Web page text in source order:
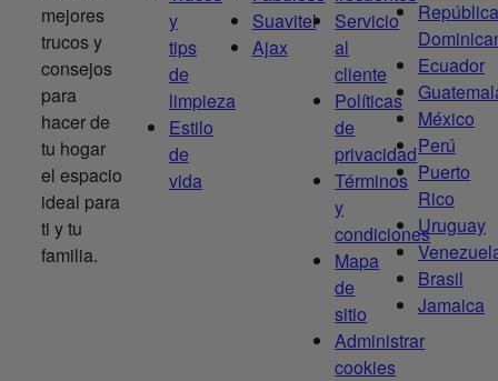
mejores
trucos y
consejos
para
hacer de
tu hogar
el espacio
ideal para
ti y tu
familia.
y
tips
de
limpieza
Estilo
de
vida
Suavitel
Ajax
Servicio
al
cliente
Políticas
de
privacidad
Términos
y
condiciones
Mapa
de
sitio
Administrar
cookies
República
Ecuador
México
Perú
Puerto
Rico
Uruguay
Brasil
Jamaica